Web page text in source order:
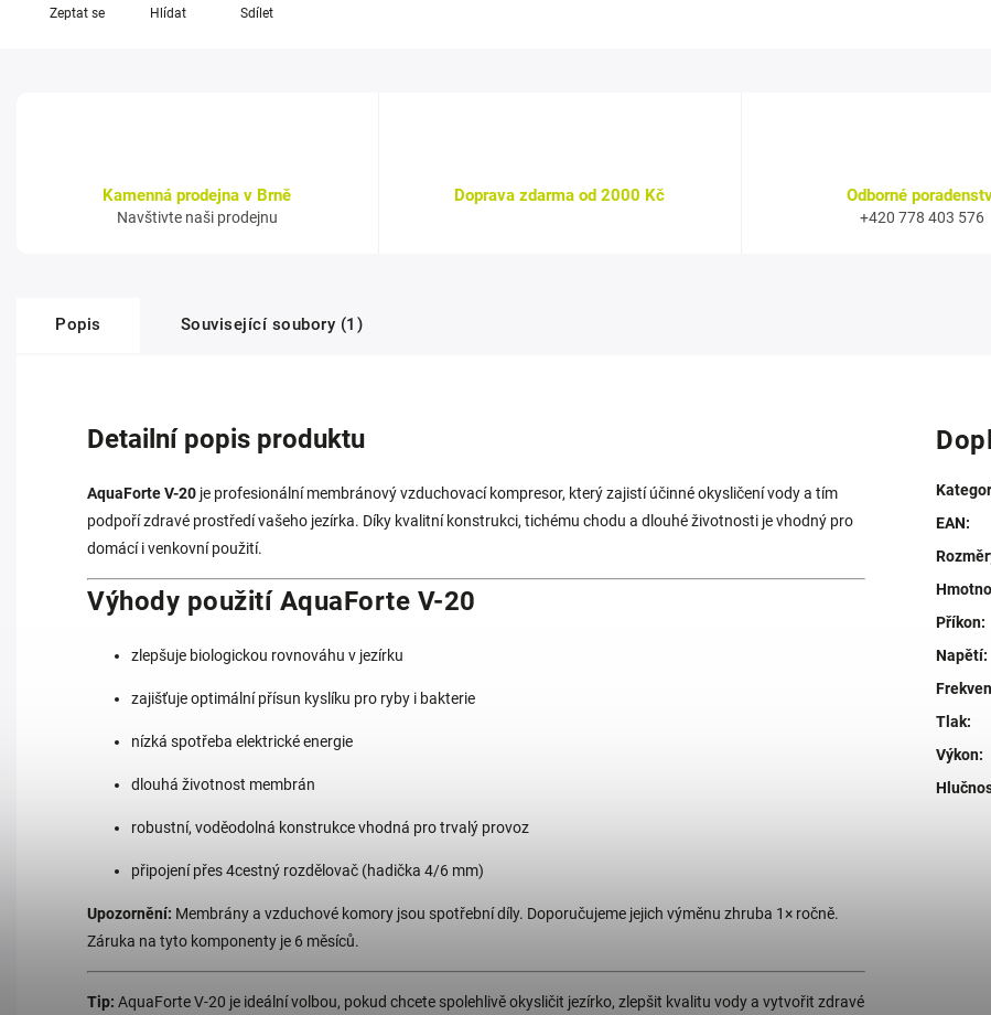
Zeptat se Hlídat Sdílet
Kamenná prodejna v Brně
Navštivte naši prodejnu
Doprava zdarma od 2000 Kč Odborné
+420 778 403 576
Popis Související soubory (1)
Detailní popis produktu
AquaForte V-20 je profesionální membránový vzduchovací kompresor, který zajistí účinné okysličení vody a tím
podpoří zdravé prostředí vašeho jezírka. Díky kvalitní konstrukci, tichému chodu a dlouhé životnosti je vhodný pro
domácí i venkovní použití.
Výhody použití AquaForte V-20
zlepšuje biologickou rovnováhu v jezírku
zajišťuje optimální přísun kyslíku pro ryby i bakterie
nízká spotřeba elektrické energie
dlouhá životnost membrán
robustní, voděodolná konstrukce vhodná pro trvalý provoz
připojení přes 4cestný rozdělovač (hadička 4/6 mm)
Upozornění: Membrány a vzduchové komory jsou spotřební díly. Doporučujeme jejich výměnu zhruba 1× ročně.
Záruka na tyto komponenty je 6 měsíců.
Tip: AquaForte V-20 je ideální volbou, pokud chcete spolehlivě okysličit jezírko, zlepšit kvalitu vody a vytvořit zdravé
EAN:
Příkon:
Napětí:
Tlak:
Výkon: